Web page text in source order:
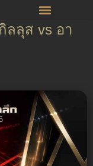
ลลุส vs อา